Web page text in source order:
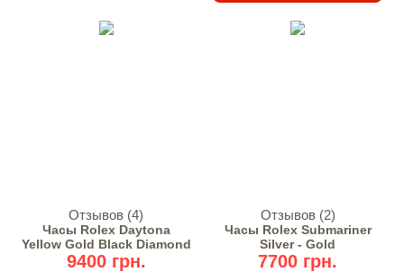
Отзывов (4)
Часы Rolex Daytona
Yellow Gold Black Diamond
9400 грн.
Отзывов (2)
Часы Rolex Submariner
Silver - Gold
7700 грн.